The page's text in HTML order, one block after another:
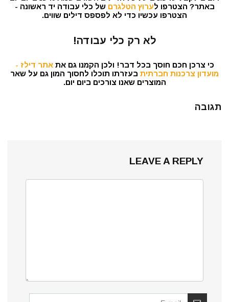
באתר? הצטרפו לערוץ הטלגרם של כלי עבודה יד ראשונה -
הצטרפו עכשיו כדי לא לפספס דילים שווים.
לא רק כלי עבודה!
כי צרכן חכם חוסך בכל דבר! ולכן הקמנו גם אתאתר דילז -
מועדון צרכנות חברתית בעזרתו תוכלו לחסוך המון גם על שאר
המוצרים שאנו צורכים ביום יום.
תגובה
LEAVE A REPLY